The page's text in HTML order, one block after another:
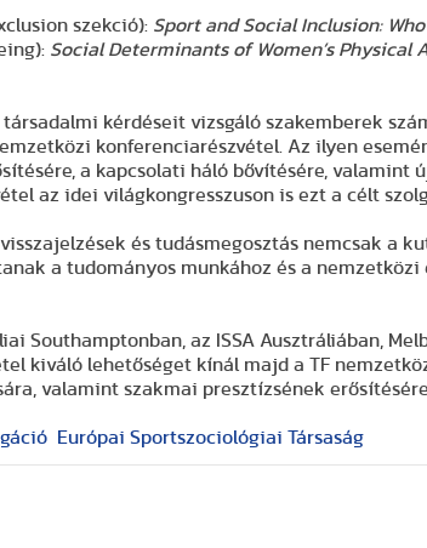
szekció): Sport and Social Inclusion:
Social Determinants of Women’s Physical
kérdéseit vizsgáló szakemberek
konferenciarészvétel. Az ilyen
a kapcsolati háló bővítésére, valamint
az idei világkongresszuson is ezt a célt
és tudásmegosztás nemcsak a
a tudományos munkához és a nemzetközi
Southamptonban, az ISSA Ausztráliában,
kiváló lehetőséget kínál majd a TF
valamint szakmai presztízsének erősítésére.
Európai Sportszociológiai Társaság